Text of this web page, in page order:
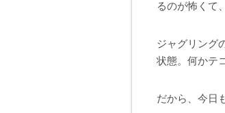
るのが怖くて
ジャグリング
状態。何かテ
だから、今日